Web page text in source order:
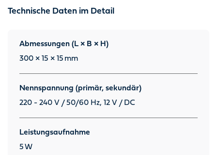
Technische Daten im Detail
Abmessungen (L × B × H)
300 × 15 × 15 mm
Nennspannung (primär, sekundär)
220 - 240 V / 50/60 Hz, 12 V / DC
Leistungsaufnahme
5 W